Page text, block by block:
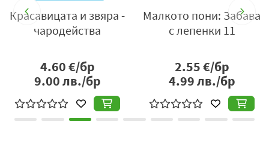
Красавицата и звяра -
чародейства
4.60€/бр
9.00лв./бр
Малкото пони: Забава
с лепенки 11
2.55€/бр
4.99лв./бр